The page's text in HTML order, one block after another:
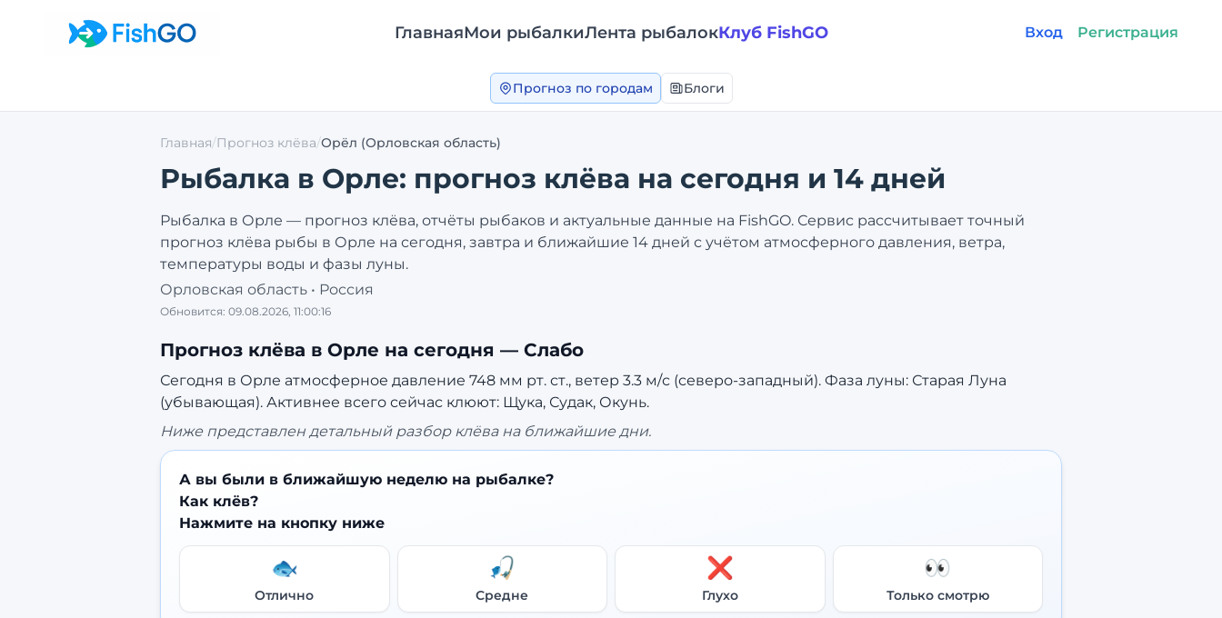
ГлавнаяМои рыбалкиЛента рыбалокКлуб FishGO Вход Регистрация
Прогноз по городам Блоги
Главная/Прогноз клёва/Орёл (Орловская область)
Рыбалка в Орле: прогноз клёва на сегодня и 14 дней
Рыбалка в Орле — прогноз клёва, отчёты рыбаков и актуальные данные на FishGO. Сервис рассчитывает точный
прогноз клёва рыбы в Орле на сегодня, завтра и ближайшие 14 дней с учётом атмосферного давления, ветра,
температуры воды и фазы луны.
Орловская область • Россия
Обновится: 09.08.2026, 11:00:16
Прогноз клёва в Орле на сегодня — Слабо
Сегодня в Орле атмосферное давление 748 мм рт. ст., ветер 3.3 м/с (северо-западный). Фаза луны: Старая Луна
(убывающая). Активнее всего сейчас клюют: Щука, Судак, Окунь.
Ниже представлен детальный разбор клёва на ближайшие дни.
А вы были в ближайшую неделю на рыбалке?
Как клёв?
Нажмите на кнопку ниже
🐟
Отлично
🎣
Средне
❌
Глухо
👀
Только смотрю